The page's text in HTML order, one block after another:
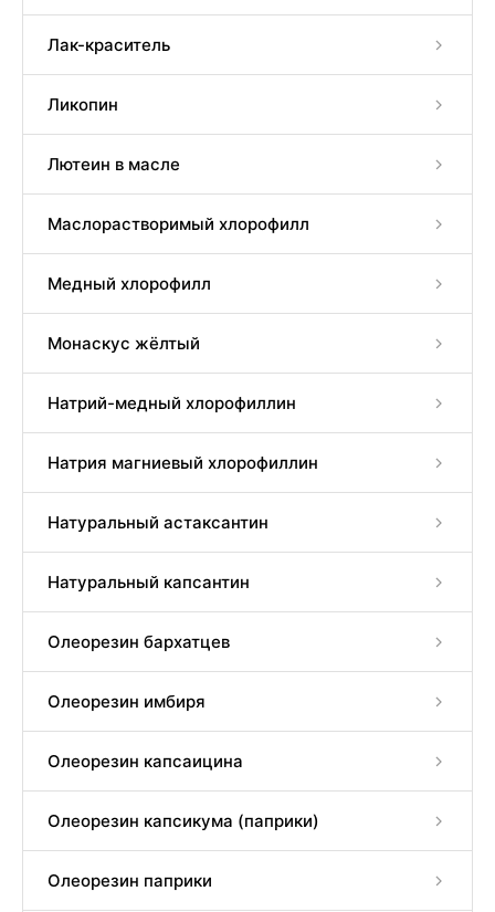
Лак-краситель
Ликопин
Лютеин в масле
Маслорастворимый хлорофилл
Медный хлорофилл
Монаскус жёлтый
Натрий-медный хлорофиллин
Натрия магниевый хлорофиллин
Натуральный астаксантин
Натуральный капсантин
Олеорезин бархатцев
Олеорезин имбиря
Олеорезин капсаицина
Олеорезин капсикума (паприки)
Олеорезин паприки